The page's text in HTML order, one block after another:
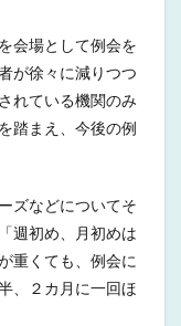
会場として例会を
が徐々に減りつつ
れている機関のみ
踏まえ、今後の例
ズなどについてそ
週初め、月初めは
重くても、例会に
、２カ月に一回ほ